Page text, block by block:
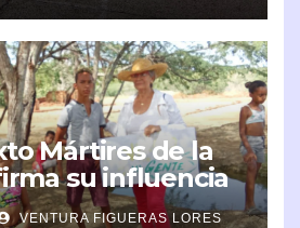
Mártires de la
su influencia
VENTURA FIGUERAS LORES